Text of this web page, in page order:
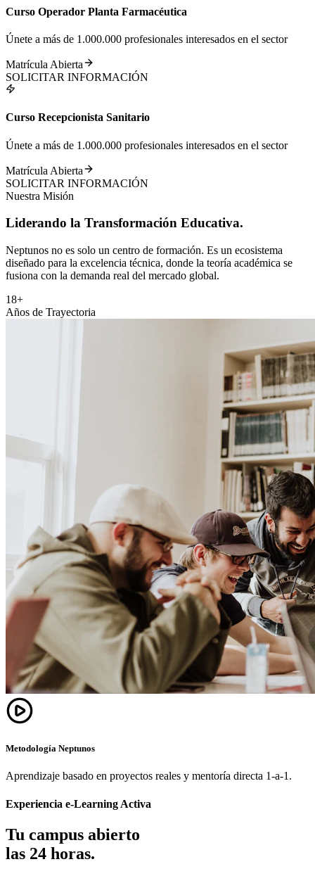
Curso Operador Planta Farmacéutica
Únete a más de 1.000.000 profesionales interesados en el sector
Matrícula Abierta
SOLICITAR INFORMACIÓN
Curso Recepcionista Sanitario
Únete a más de 1.000.000 profesionales interesados en el sector
Matrícula Abierta
SOLICITAR INFORMACIÓN
Nuestra Misión
Liderando la Transformación Educativa.
Neptunos no es solo un centro de formación. Es un ecosistema
diseñado para la excelencia técnica, donde la teoría académica se
fusiona con la demanda real del mercado global.
18+
Años de Trayectoria
Metodología Neptunos
Aprendizaje basado en proyectos reales y mentoría directa 1-a-1.
Experiencia e-Learning Activa
Tu campus abierto
las 24 horas.